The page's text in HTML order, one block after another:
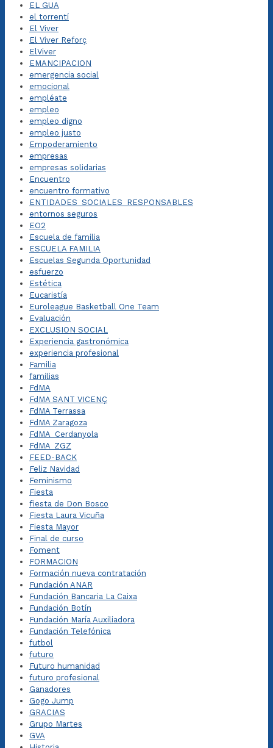
EL GUA
el torrentí
El Viver
El Viver Reforç
ElViver
EMANCIPACION
emergencia social
emocional
empléate
empleo
empleo digno
empleo justo
Empoderamiento
empresas
empresas solidarias
Encuentro
encuentro formativo
ENTIDADES_SOCIALES_RESPONSABLES
entornos seguros
EO2
Escuela de familia
ESCUELA FAMILIA
Escuelas Segunda Oportunidad
esfuerzo
Estética
Eucaristía
Euroleague Basketball One Team
Evaluación
EXCLUSION SOCIAL
Experiencia gastronómica
experiencia profesional
Familia
familias
FdMA
FdMA SANT VICENÇ
FdMA Terrassa
FdMA Zaragoza
FdMA_Cerdanyola
FdMA_ZGZ
FEED-BACK
Feliz Navidad
Feminismo
Fiesta
fiesta de Don Bosco
Fiesta Laura Vicuña
Fiesta Mayor
Final de curso
Foment
FORMACION
Formación nueva contratación
Fundación ANAR
Fundación Bancaria La Caixa
Fundación Botín
Fundación María Auxiliadora
Fundación Telefónica
futbol
futuro
Futuro humanidad
futuro profesional
Ganadores
Gogo Jump
GRACIAS
Grupo Martes
GVA